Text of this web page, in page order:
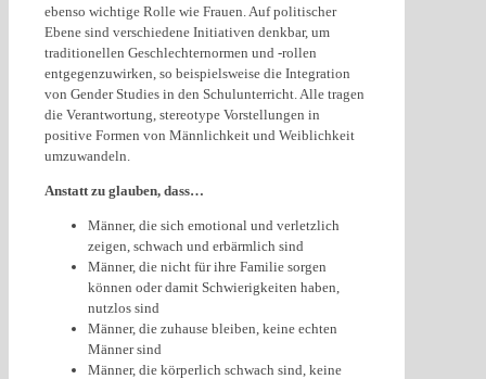
ebenso wichtige Rolle wie Frauen. Auf politischer
Ebene sind verschiedene Initiativen denkbar, um
traditionellen Geschlechternormen und -rollen
entgegenzuwirken, so beispielsweise die Integration
von Gender Studies in den Schulunterricht. Alle tragen
die Verantwortung, stereotype Vorstellungen in
positive Formen von Männlichkeit und Weiblichkeit
umzuwandeln.
Anstatt zu glauben, dass…
Männer, die sich emotional und verletzlich
zeigen, schwach und erbärmlich sind
Männer, die nicht für ihre Familie sorgen
können oder damit Schwierigkeiten haben,
nutzlos sind
Männer, die zuhause bleiben, keine echten
Männer sind
Männer, die körperlich schwach sind, keine